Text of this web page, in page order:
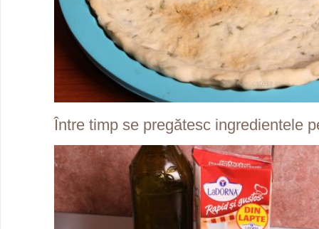
Între timp se pregătesc ingredientele